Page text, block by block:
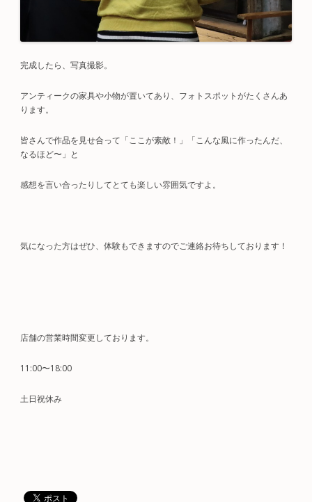
完成したら、写真撮影。
アンティークの家具や小物が置いてあり、フォトスポットがたくさんあ
ります。
皆さんで作品を見せ合って「ここが素敵！」「こんな風に作ったんだ、
なるほど〜」と
感想を言い合ったりしてとても楽しい雰囲気ですよ。
気になった方はぜひ、体験もできますのでご連絡お待ちしております！
店舗の営業時間変更しております。
11:00〜18:00
土日祝休み